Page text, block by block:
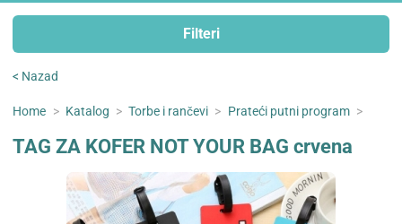
Filteri
< Nazad
Home > Katalog > Torbe i rančevi > Prateći putni program >
TAG ZA KOFER NOT YOUR BAG crvena